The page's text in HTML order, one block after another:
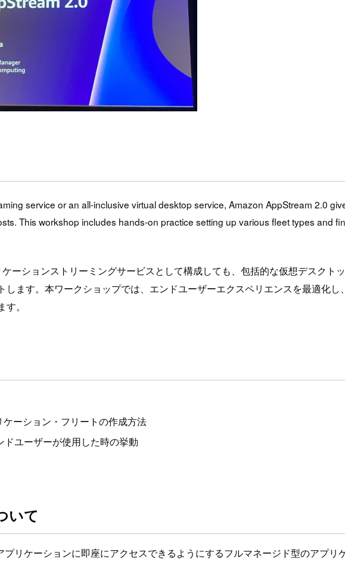
service or an all-inclusive virtual desktop service, Amazon AppStream 2.0
This workshop includes hands-on practice setting up various fleet types and
ケーションストリーミングサービスとして構成しても、包括的な仮想デスク
します。本ワークショップでは、エンドユーザーエクスペリエンスを最適化
。
ーション・フリートの作成方法
ユーザーが使用した時の挙動
いて
リケーションに即座にアクセスできるようにするフルマネージド型のアプリ